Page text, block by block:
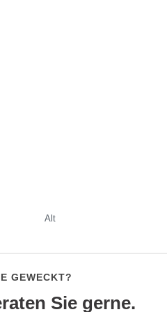
Alt
GEWECKT?
Sie gerne.